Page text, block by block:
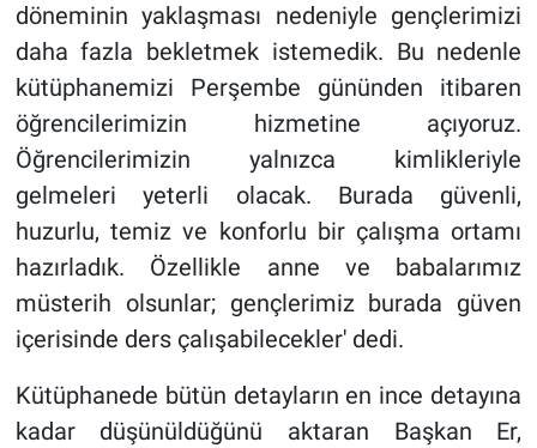
döneminin yaklaşması nedeniyle gençlerimizi
daha fazla bekletmek istemedik. Bu nedenle
kütüphanemizi Perşembe gününden itibaren
öğrencilerimizin hizmetine açıyoruz.
Öğrencilerimizin yalnızca kimlikleriyle
gelmeleri yeterli olacak. Burada güvenli,
huzurlu, temiz ve konforlu bir çalışma ortamı
hazırladık. Özellikle anne ve babalarımız
müsterih olsunlar; gençlerimiz burada güven
içerisinde ders çalışabilecekler' dedi.
Kütüphanede bütün detayların en ince detayına
kadar düşünüldüğünü aktaran Başkan Er,